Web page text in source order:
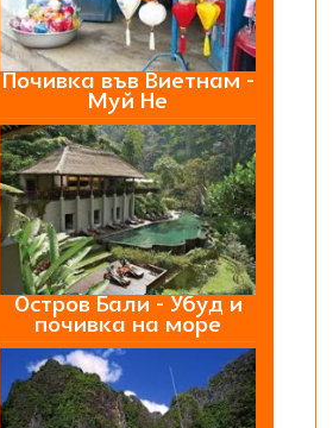
Почивка във Виетнам -
Муй Не
Остров Бали - Убуд и
почивка на море